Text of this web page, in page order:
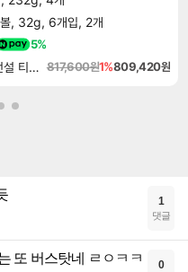
볼, 32g, 6개입, 2개
5%
닌텐도 스위치 2 본체 + 젤다의 전설 티어스 오브 더 킹덤 닌텐도 스위치 2 에디션 + 젤다의 전설 브레스 오브 더 와일드 닌텐도 스위치 2 에디션 번들 817,600원1%809,420원
1
댓글
또 버스탓네 ㄹㅇㅋㅋ 0